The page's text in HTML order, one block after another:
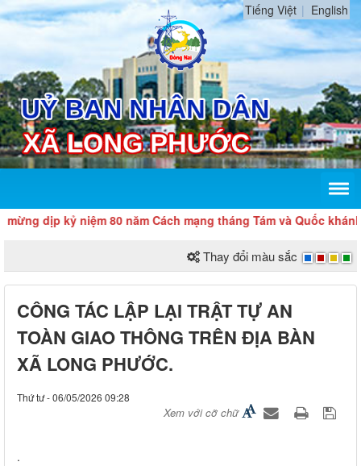
Tiếng Việt English
dịp kỷ niệm 80 năm Cách mạng tháng Tám và Quốc khánh 2/9
Thay đổi màu sắc
CÔNG TÁC LẬP LẠI TRẬT TỰ AN
TOÀN GIAO THÔNG TRÊN ĐỊA BÀN
XÃ LONG PHƯỚC.
Thứ tư - 06/05/2026 09:28
Xem với cỡ chữ
.